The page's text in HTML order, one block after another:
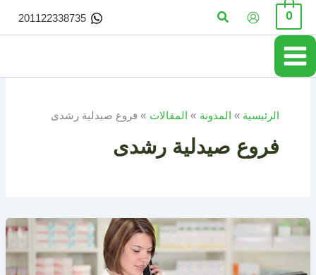
تخطي
المحتوى
0 البحث 201122338735
الرئيسية المدونة المقالات فروع صيدلية رشدى
فروع صيدلية رشدى